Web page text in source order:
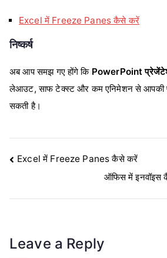
Excel में Freeze Panes कैसे करें
निष्कर्ष
अब आप समझ गए होंगे कि PowerPoint
लेआउट, साफ टेक्स्ट और कम एनिमेशन से आपकी
सकती है।
Post
Excel में Freeze Panes कैसे करें
ऑफिस में इनवॉइस
Leave a Reply